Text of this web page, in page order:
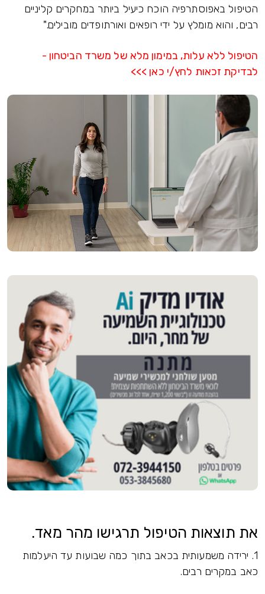
הטיפול באפוסתרפיה הוכח כיעיל ביותר במחקרים קליניים
רבים, והוא מומלץ על ידי רופאים ואורתופדים מובילים."
הטיפול ללא עלות, במימון מלא של משרד הביטחון -
לבדיקת זכאות לחץ/י כאן >>>
את תוצאות הטיפול תרגישו מהר מאד.
1. ירידה משמעותית בכאב בתוך כמה שבועות עד היעלמות
כאב במקרים רבים.